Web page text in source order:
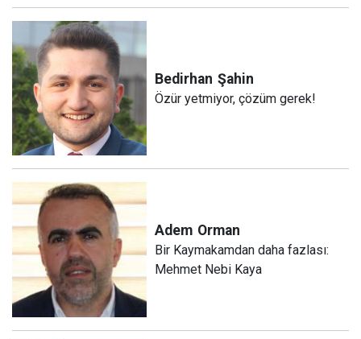
Bedirhan Şahin
Özür yetmiyor, çözüm gerek!
Adem Orman
Bir Kaymakamdan daha fazlası:
Mehmet Nebi Kaya